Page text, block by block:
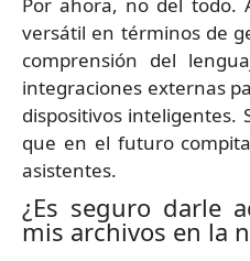
Por ahora, no del todo.
versátil en términos de
comprensión del
integraciones externas
dispositivos inteligentes.
que en el futuro
asistentes.
¿Es seguro darle
mis archivos en la